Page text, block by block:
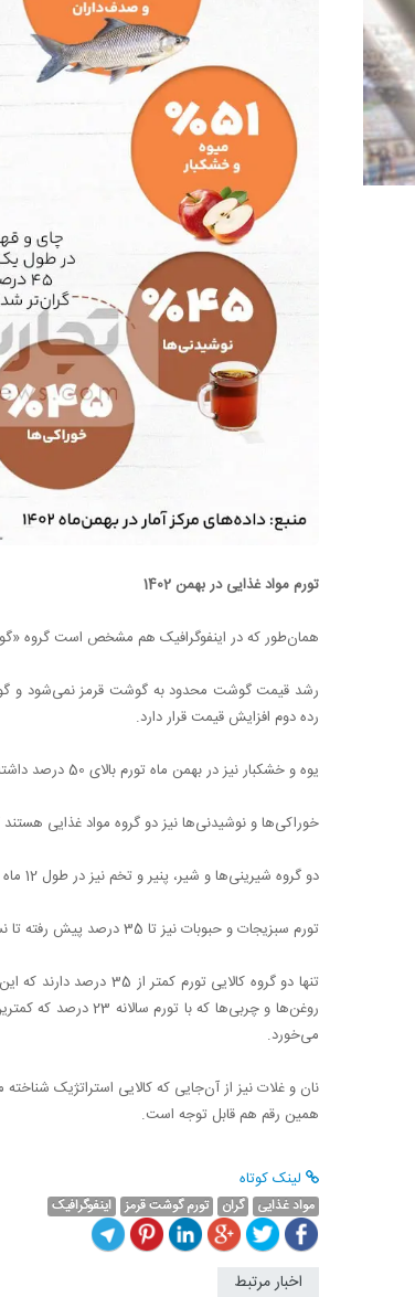
تورم مواد غذایی در بهمن 1402
همان‌طور که در اینفوگرافیک هم مشخص است گروه «گوشت قرمز و
رده دوم افزایش قیمت قرار دارد.
یوه و خشکبار نیز در بهمن ماه تورم بالای 50 درصد داشته‌اند و میانگین افزایش قیمت آن‌ها به 51 درصد رسیده است.
خوراکی‌ها و نوشیدنی‌ها نیز دو گروه مواد غذایی هستند که با ثبت تورم 45 درصدی وزن زیادی در تورم عمومی
دو گروه شیرینی‌ها و شیر، پنیر و تخم نیز در طول 12 ماه منتهی به بهمن 35 درصد گران‌تر به دست مصرف‌کننده نهایی رسیده‌اند.
تورم سبزیجات و حبوبات نیز تا 35 درصد پیش رفته تا نسبت به سایر کالاهای مورد محاسبه چندان عقب نمانند.
تنها دو گروه کالایی
می‌خورد.
همین رقم هم قابل توجه است.
لینک کوتاه
مواد غذایی گران تورم گوشت قرمز اینفوگرافیک
اخبار مرتبط